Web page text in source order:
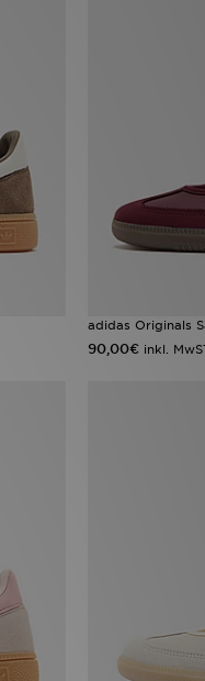
adidas Originals
90,00€ inkl.